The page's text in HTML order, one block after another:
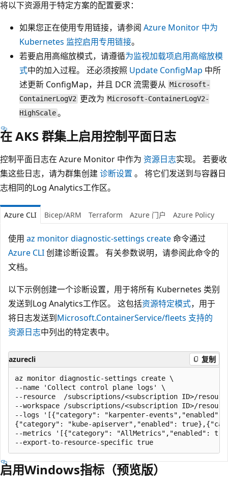
将以下资源用于特定方案的配置要求：
如果您正在使用专用链接，请参阅 Azure Monitor 中为
Kubernetes 监控启用专用链接。
若要启用高缩放模式，请遵循为监视加载项启用高缩放模
式中的加入过程。 还必须按照 Update ConfigMap 中所
述更新 ConfigMap，并且 DCR 流需要从 Microsoft-
ContainerLogV2 更改为 Microsoft-ContainerLogV2-
HighScale。
在 AKS 群集上启用控制平面日志
控制平面日志在 Azure Monitor 中作为 资源日志实现。 若要收
集这些日志，请为群集创建诊断设置 。 将它们发送到与容器日
志相同的Log Analytics工作区。
Azure CLI Bicep/ARM Terraform Azure 门户 Azure Policy
使用 az monitor diagnostic-settings create命令通过
Azure CLI创建诊断设置。 有关参数说明，请参阅此命令的
文档。
以下示例创建一个诊断设置，用于将所有 Kubernetes 类别
发送到Log Analytics工作区。 这包括资源特定模式，用于
将日志发送到Microsoft.ContainerService/fleets 支持的
资源日志中列出的特定表中。
azurecli 复制
az monitor diagnostic-settings create \
--name 'Collect control plane logs' \
--resource  /subscriptions/<subscription ID>/
--workspace /subscriptions/<subscription ID>/
--logs '[{"category": "karpenter-
{"category": "kube-apiserver","enabled":
--metrics '[{"category": "AllMetrics","enabled":
启用Windows指标（预览版）